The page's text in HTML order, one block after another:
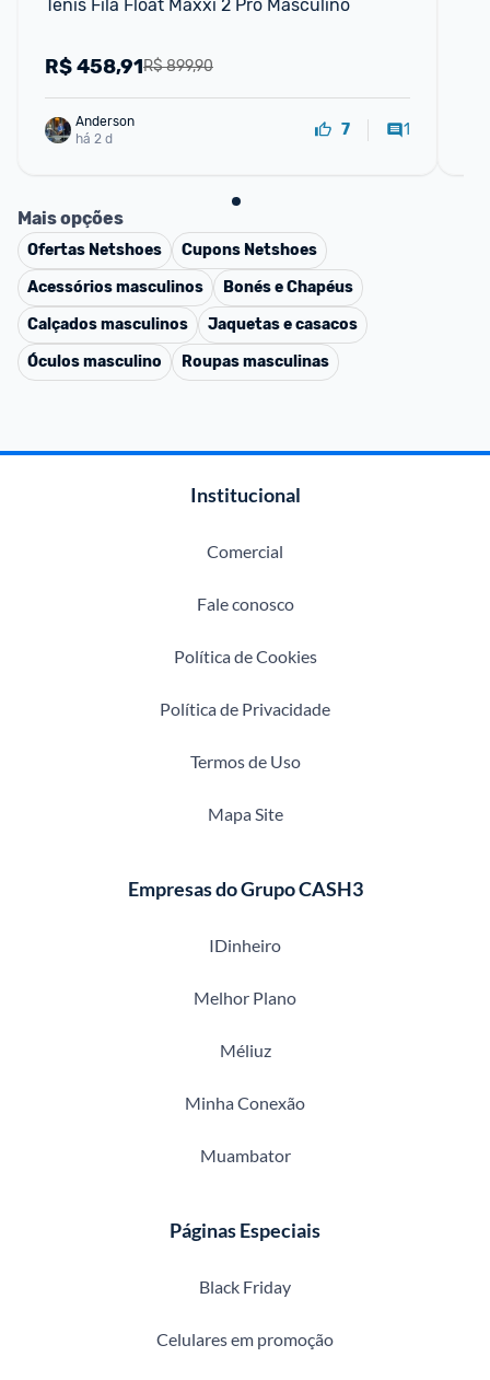
Tênis Fila Float Maxxi 2 Pro Masculino
R$ 899,90
R$458,91
Anderson
há 2 d
7 1
Mais opções
Ofertas Netshoes Cupons Netshoes
Acessórios masculinos
Bonés e Chapéus
Calçados masculinos
Jaquetas e casacos
Óculos masculino
Roupas masculinas
Institucional
Comercial
Fale conosco
Política de Cookies
Política de Privacidade
Termos de Uso
Mapa Site
Empresas do Grupo CASH3
IDinheiro
Melhor Plano
Méliuz
Minha Conexão
Muambator
Páginas Especiais
Black Friday
Celulares em promoção